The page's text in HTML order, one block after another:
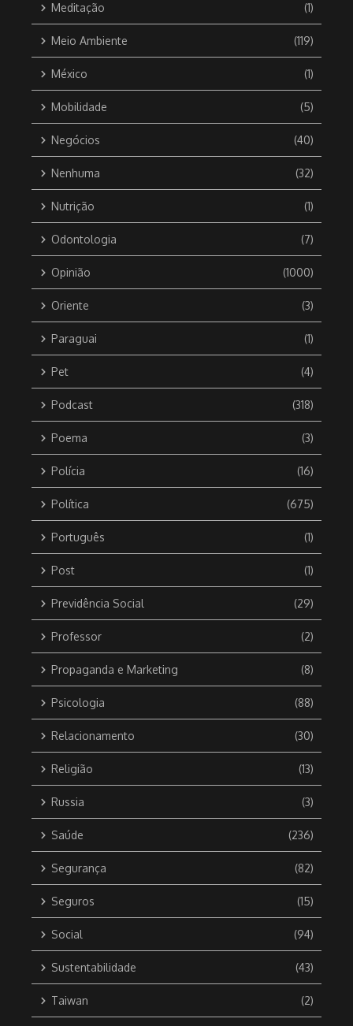
Meditação (1)
Meio Ambiente (119)
México (1)
Mobilidade (5)
Negócios (40)
Nenhuma (32)
Nutrição (1)
Odontologia (7)
Opinião (1000)
Oriente (3)
Paraguai (1)
Pet (4)
Podcast (318)
Poema (3)
Polícia (16)
Política (675)
Português (1)
Post (1)
Previdência Social (29)
Professor (2)
Propaganda e Marketing (8)
Psicologia (88)
Relacionamento (30)
Religião (13)
Russia (3)
Saúde (236)
Segurança (82)
Seguros (15)
Social (94)
Sustentabilidade (43)
Taiwan (2)